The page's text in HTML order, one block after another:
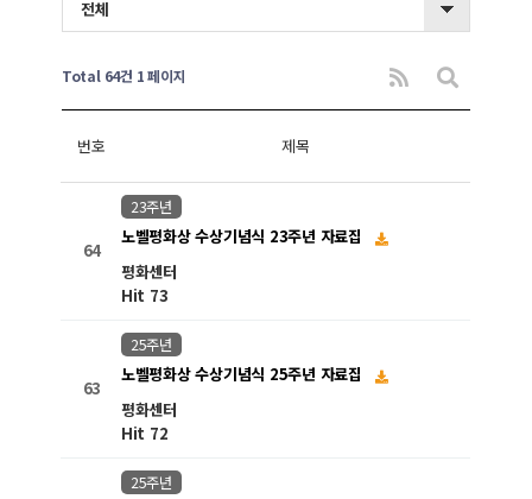
전체
Total 64건 1 페이지
번호 제목
64
23주년
노벨평화상 수상기념식 23주년 자료집
평화센터
Hit 73
63
25주년
노벨평화상 수상기념식 25주년 자료집
평화센터
Hit 72
25주년